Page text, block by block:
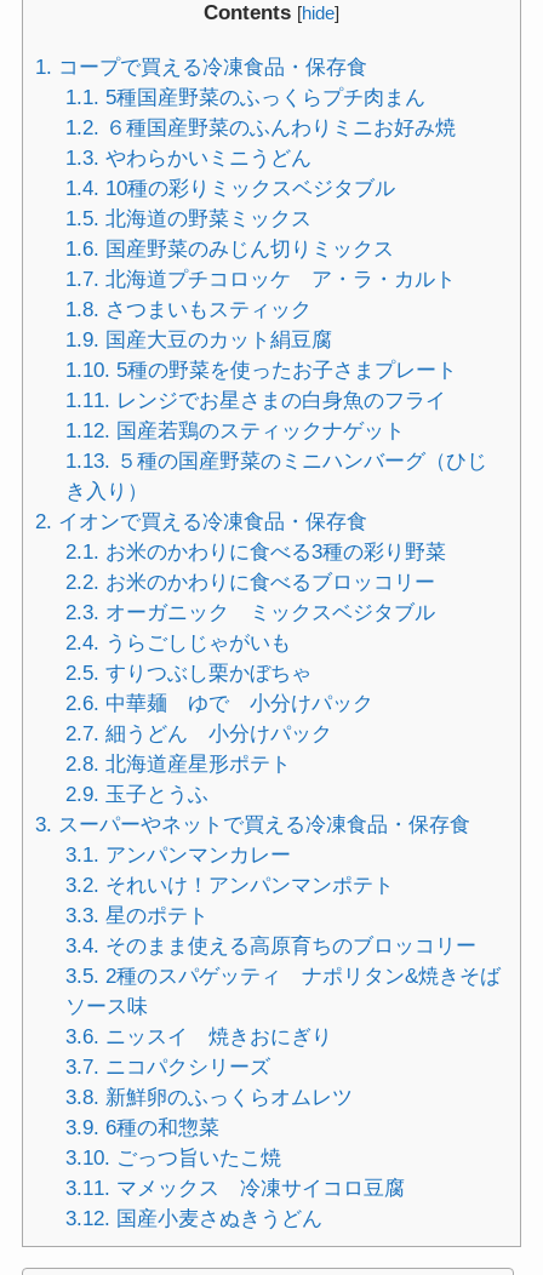
Contents [hide]
1. コープで買える冷凍食品・保存食
1.1. 5種国産野菜のふっくらプチ肉まん
1.2. ６種国産野菜のふんわりミニお好み焼
1.3. やわらかいミニうどん
1.4. 10種の彩りミックスベジタブル
1.5. 北海道の野菜ミックス
1.6. 国産野菜のみじん切りミックス
1.7. 北海道プチコロッケ ア・ラ・カルト
1.8. さつまいもスティック
1.9. 国産大豆のカット絹豆腐
1.10. 5種の野菜を使ったお子さまプレート
1.11. レンジでお星さまの白身魚のフライ
1.12. 国産若鶏のスティックナゲット
1.13. ５種の国産野菜のミニハンバーグ（ひじ
き入り）
2. イオンで買える冷凍食品・保存食
2.1. お米のかわりに食べる3種の彩り野菜
2.2. お米のかわりに食べるブロッコリー
2.3. オーガニック ミックスベジタブル
2.4. うらごしじゃがいも
2.5. すりつぶし栗かぼちゃ
2.6. 中華麺 ゆで 小分けパック
2.7. 細うどん 小分けパック
2.8. 北海道産星形ポテト
2.9. 玉子とうふ
3. スーパーやネットで買える冷凍食品・保存食
3.1. アンパンマンカレー
3.2. それいけ！アンパンマンポテト
3.3. 星のポテト
3.4. そのまま使える高原育ちのブロッコリー
3.5. 2種のスパゲッティ ナポリタン&焼きそば
ソース味
3.6. ニッスイ 焼きおにぎり
3.7. ニコパクシリーズ
3.8. 新鮮卵のふっくらオムレツ
3.9. 6種の和惣菜
3.10. ごっつ旨いたこ焼
3.11. マメックス 冷凍サイコロ豆腐
3.12. 国産小麦さぬきうどん